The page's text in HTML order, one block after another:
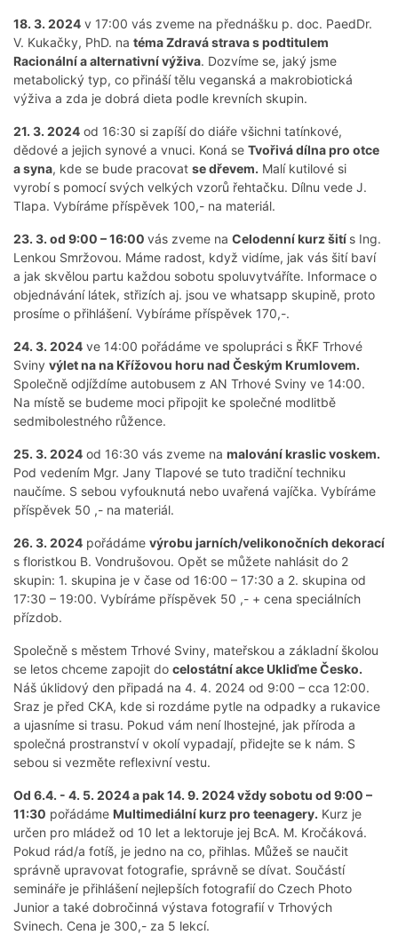
18. 3. 2024 v 17:00 vás zveme na přednášku p. doc. PaedDr.
V. Kukačky, PhD. na téma Zdravá strava s podtitulem
Racionální a alternativní výživa. Dozvíme se, jaký jsme
metabolický typ, co přináší tělu veganská a makrobiotická
výživa a zda je dobrá dieta podle krevních skupin.
21. 3. 2024 od 16:30 si zapíší do diáře všichni tatínkové,
dědové a jejich synové a vnuci. Koná se Tvořivá dílna pro otce
a syna, kde se bude pracovat se dřevem. Malí kutilové si
vyrobí s pomocí svých velkých vzorů řehtačku. Dílnu vede J.
Tlapa. Vybíráme příspěvek 100,- na materiál.
23. 3. od 9:00 – 16:00 vás zveme na Celodenní kurz šití s Ing.
Lenkou Smržovou. Máme radost, když vidíme, jak vás šití baví
a jak skvělou partu každou sobotu spoluvytváříte. Informace o
objednávání látek, střizích aj. jsou ve whatsapp skupině, proto
prosíme o přihlášení. Vybíráme příspěvek 170,-.
24. 3. 2024 ve 14:00 pořádáme ve spolupráci s ŘKF Trhové
Sviny výlet na na Křížovou horu nad Českým Krumlovem.
Společně odjíždíme autobusem z AN Trhové Sviny ve 14:00.
Na místě se budeme moci připojit ke společné modlitbě
sedmibolestného růžence.
25. 3. 2024 od 16:30 vás zveme na malování kraslic voskem.
Pod vedením Mgr. Jany Tlapové se tuto tradiční techniku
naučíme. S sebou vyfouknutá nebo uvařená vajíčka. Vybíráme
příspěvek 50 ,- na materiál.
26. 3. 2024 pořádáme výrobu jarních/velikonočních dekorací
s floristkou B. Vondrušovou. Opět se můžete nahlásit do 2
skupin: 1. skupina je v čase od 16:00 – 17:30 a 2. skupina od
17:30 – 19:00. Vybíráme příspěvek 50 ,- + cena speciálních
přízdob.
Společně s městem Trhové Sviny, mateřskou a základní školou
se letos chceme zapojit do celostátní akce Ukliďme Česko.
Náš úklidový den připadá na 4. 4. 2024 od 9:00 – cca 12:00.
Sraz je před CKA, kde si rozdáme pytle na odpadky a rukavice
a ujasníme si trasu. Pokud vám není lhostejné, jak příroda a
společná prostranství v okolí vypadají, přidejte se k nám. S
sebou si vezměte reflexivní vestu.
Od 6.4. - 4. 5. 2024 a pak 14. 9. 2024 vždy sobotu od 9:00 –
11:30 pořádáme Multimediální kurz pro teenagery. Kurz je
určen pro mládež od 10 let a lektoruje jej BcA. M. Kročáková.
Pokud rád/a fotíš, je jedno na co, přihlas. Můžeš se naučit
správně upravovat fotografie, správně se dívat. Součástí
semináře je přihlášení nejlepších fotografií do Czech Photo
Junior a také dobročinná výstava fotografií v Trhových
Svinech. Cena je 300,- za 5 lekcí.